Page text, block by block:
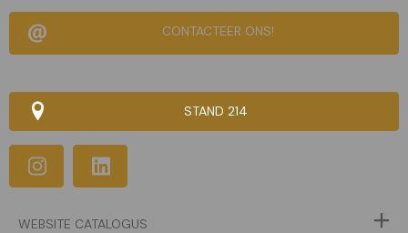
CONTACTEER ONS!
STAND 214
WEBSITE CATALOGUS